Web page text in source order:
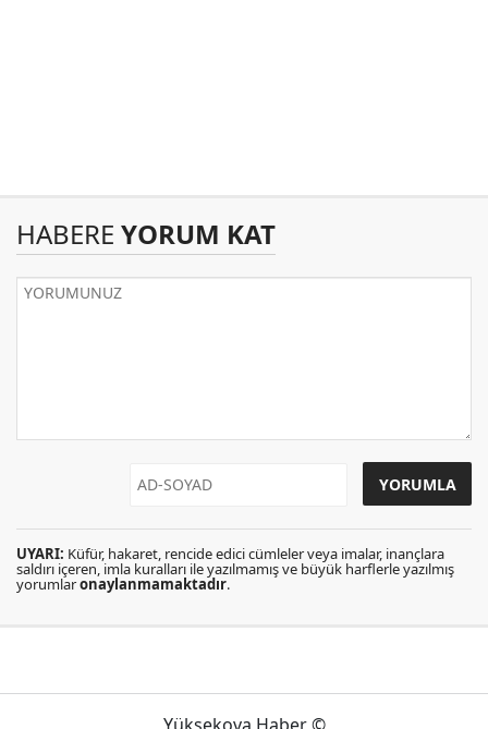
HABERE YORUM KAT
UYARI: Küfür, hakaret, rencide edici cümleler veya imalar, inançlara
saldırı içeren, imla kuralları ile yazılmamış ve büyük harflerle yazılmış
yorumlaronaylanmamaktadır.
Yüksekova Haber ©